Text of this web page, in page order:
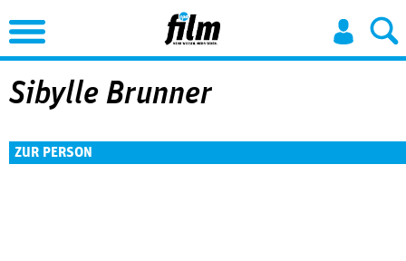
Jump to Navigation
Sibylle Brunner
ZUR PERSON